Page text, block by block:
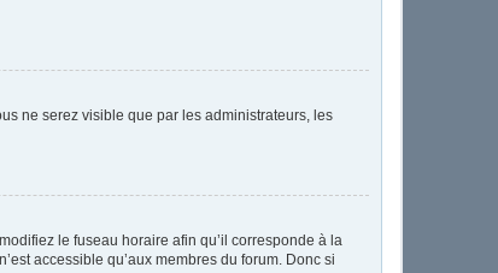
ne serez visible que par les administrateurs, les
le fuseau horaire afin qu’il corresponde à la
accessible qu’aux membres du forum. Donc si